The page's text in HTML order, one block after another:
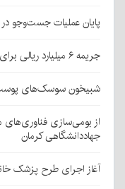
پایان عملیات جست‌وجو در جیرفت؛ کودک
جریمه ۶ میلیارد ریالی برای قاچاقچی نارنگی پاکستانی در بافت
شبیخون سوسک‌های
از بومی‌سازی
جهاددانشگاهی کرمان
آغاز اجرای طرح پزشک